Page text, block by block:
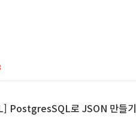
PostgresSQL로 JSON 만들기